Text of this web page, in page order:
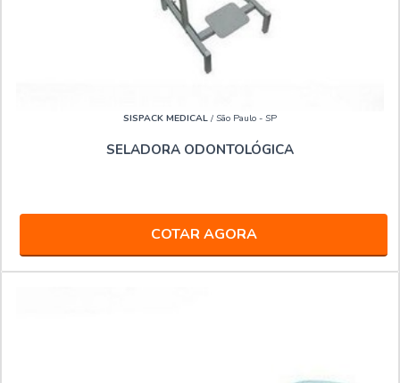
SISPACK MEDICAL / São Paulo - SP
SELADORA ODONTOLÓGICA
COTAR AGORA